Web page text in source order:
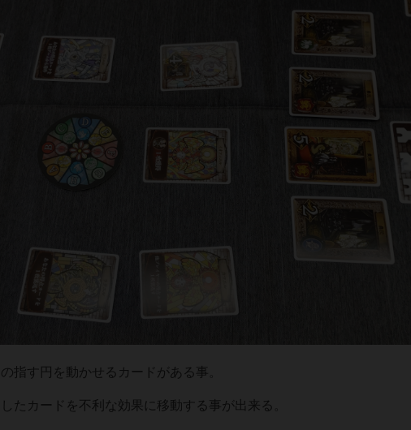
指す円を動かせるカードがある事。
たカードを不利な効果に移動する事が出来る。